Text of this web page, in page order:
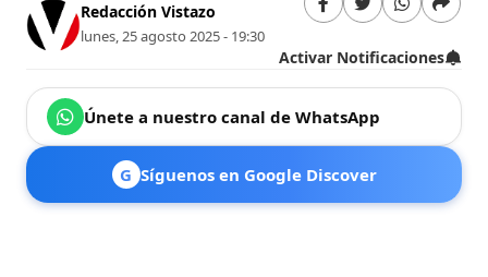
Redacción Vistazo
lunes, 25 agosto 2025 - 19:30
Activar Notificaciones
Únete a nuestro canal de WhatsApp
G Síguenos en Google Discover